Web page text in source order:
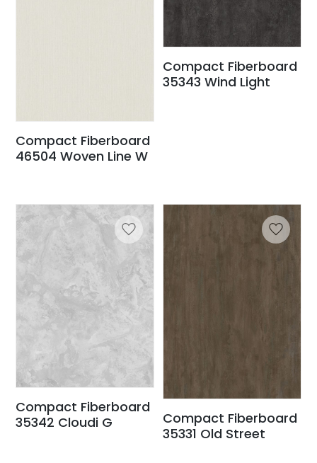
Compact Fiberboard
46504 Woven Line W
Compact Fiberboard
35343 Wind Light
Compact Fiberboard
35342 Cloudi G
Compact Fiberboard
35331 Old Street